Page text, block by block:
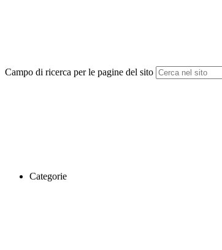
Campo di ricerca per le pagine del sito
Categorie